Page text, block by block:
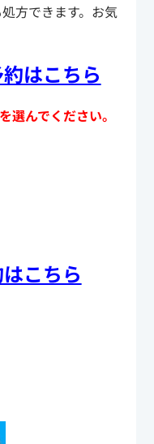
方できます。お気
はこちら
んでください。
こちら